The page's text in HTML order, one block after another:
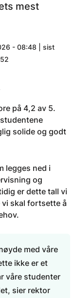
mest
- 08:48 | sist
på 4,2 av 5.
solide og godt
legges ned i
og
er dette tall vi
vi skal fortsette å
med våre
ikke er et
våre studenter
sier rektor